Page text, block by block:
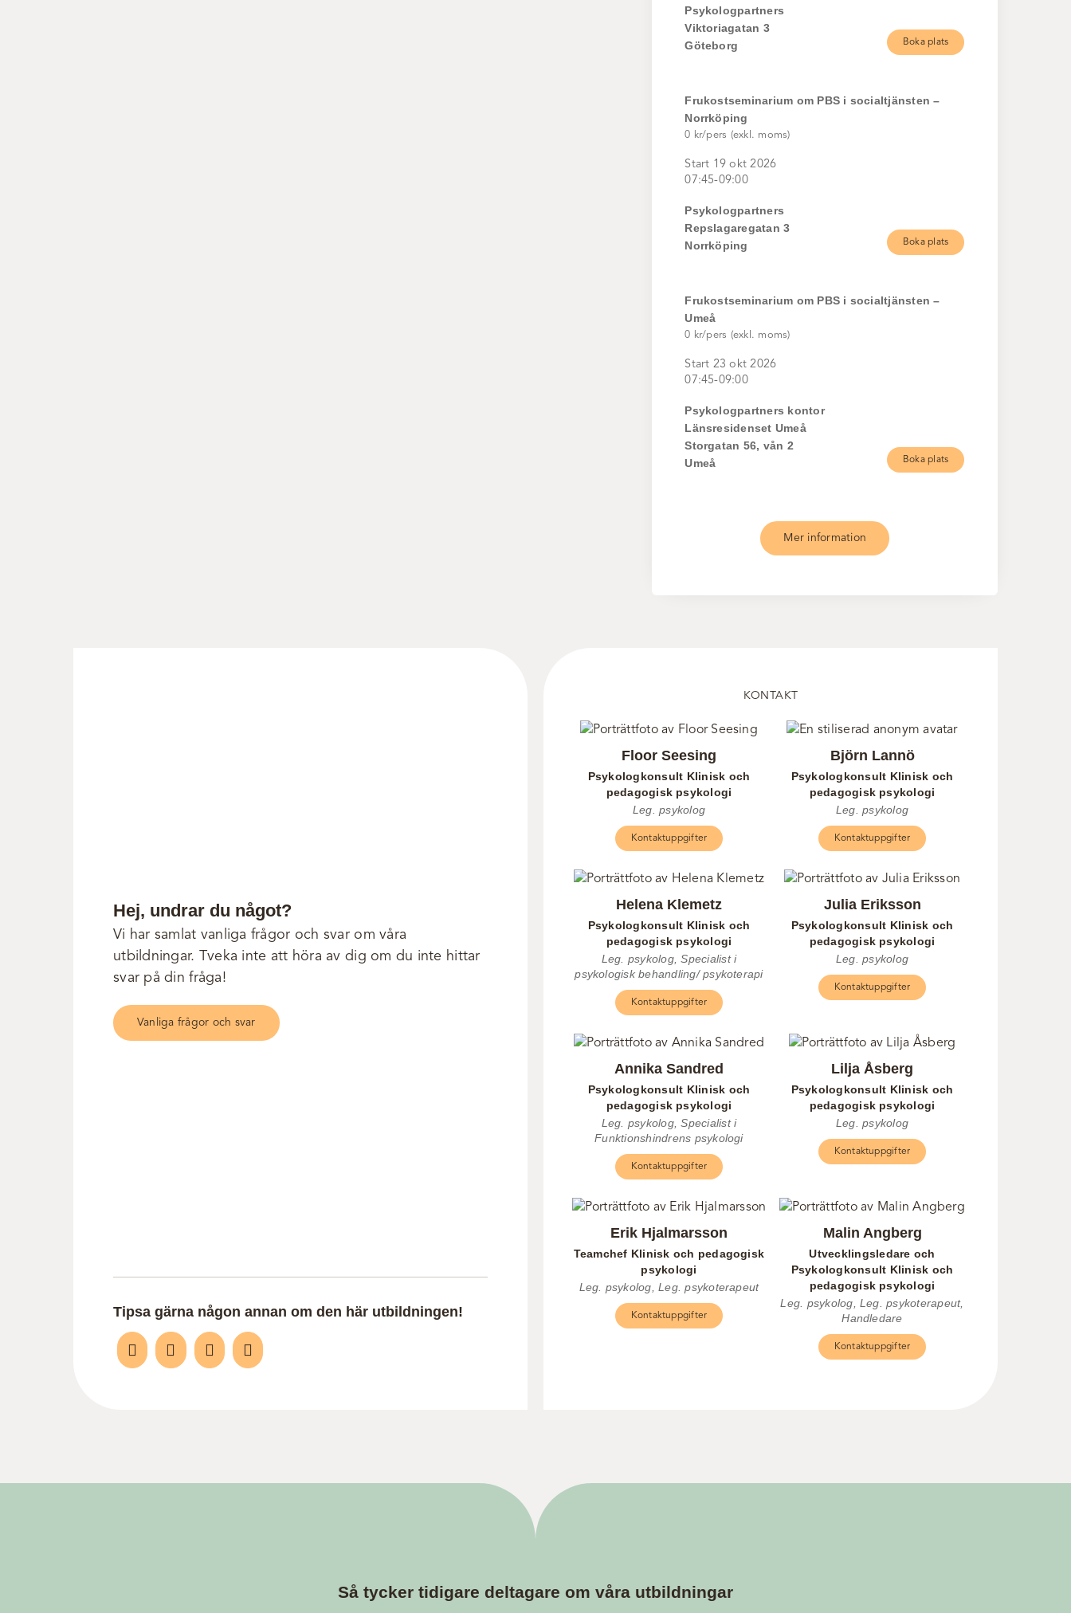
Psykologpartners
Viktoriagatan 3
Göteborg
Boka plats
Frukostseminarium om PBS i socialtjänsten –
Norrköping
0 kr/pers (exkl. moms)
Start 19 okt 2026
07:45-09:00
Psykologpartners
Repslagaregatan 3
Norrköping
Boka plats
Frukostseminarium om PBS i socialtjänsten –
Umeå
0 kr/pers (exkl. moms)
Start 23 okt 2026
07:45-09:00
Psykologpartners kontor
Länsresidenset Umeå
Storgatan 56, vån 2
Umeå
Boka plats
Mer information
Hej, undrar du något?
Vi har samlat vanliga frågor och svar om våra
utbildningar. Tveka inte att höra av dig om du inte hittar
svar på din fråga!
Vanliga frågor och svar
Tipsa gärna någon annan om den här utbildningen!
KONTAKT
Floor Seesing
Psykologkonsult Klinisk och
pedagogisk psykologi
Leg. psykolog
Kontaktuppgifter
Björn Lannö
Psykologkonsult Klinisk och
pedagogisk psykologi
Leg. psykolog
Kontaktuppgifter
Helena Klemetz
Psykologkonsult Klinisk och
pedagogisk psykologi
Leg. psykolog, Specialist i
psykologisk behandling/ psykoterapi
Kontaktuppgifter
Julia Eriksson
Psykologkonsult Klinisk och
pedagogisk psykologi
Leg. psykolog
Kontaktuppgifter
Annika Sandred
Psykologkonsult Klinisk och
pedagogisk psykologi
Leg. psykolog, Specialist i
Funktionshindrens psykologi
Kontaktuppgifter
Lilja Åsberg
Psykologkonsult Klinisk och
pedagogisk psykologi
Leg. psykolog
Kontaktuppgifter
Erik Hjalmarsson
Teamchef Klinisk och pedagogisk
psykologi
Leg. psykolog, Leg. psykoterapeut
Kontaktuppgifter
Malin Angberg
Utvecklingsledare och
Psykologkonsult Klinisk och
pedagogisk psykologi
Leg. psykolog, Leg. psykoterapeut,
Handledare
Kontaktuppgifter
Så tycker tidigare deltagare om våra utbildningar